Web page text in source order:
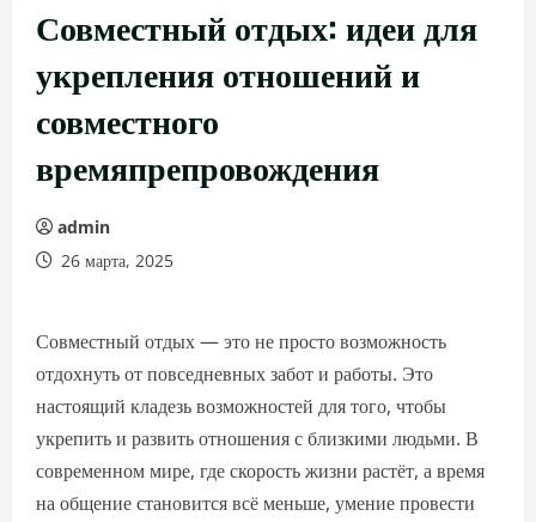
Совместный отдых: идеи для
укрепления отношений и
совместного
времяпрепровождения
admin
26 марта, 2025
Совместный отдых — это не просто возможность
отдохнуть от повседневных забот и работы. Это
настоящий кладезь возможностей для того, чтобы
укрепить и развить отношения с близкими людьми. В
современном мире, где скорость жизни растёт, а время
на общение становится всё меньше, умение провести